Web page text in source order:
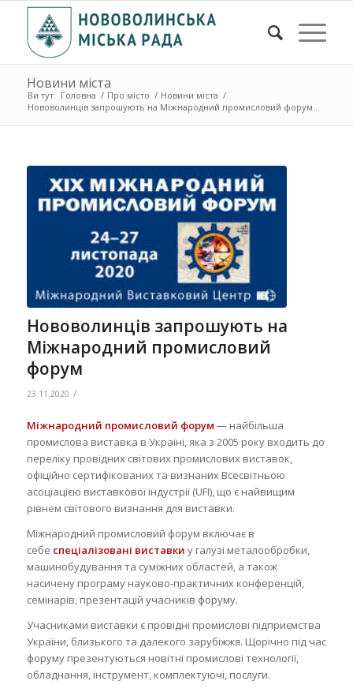
Новини міста
Ви тут: Головна / Про місто / Новини міста /
Нововолинців запрошують на Міжнародний промисловий форум...
Нововолинців запрошують на
Міжнародний промисловий
форум
23.11.2020 /
Міжнародний промисловий форум — найбільша
промислова виставка в Україні, яка з 2005 року входить до
переліку провідних світових промислових виставок,
офіційно сертифікованих та визнаних Всесвітньою
асоціацією виставкової індустрії (UFI), що є найвищим
рівнем світового визнання для виставки.
Міжнародний промисловий форум включає в
себе спеціалізовані виставки у галузі металообробки,
машинобудування та суміжних областей, а також
насичену програму науково‑практичних конференцій,
семінарів, презентацій учасників форуму.
Учасниками виставки є провідні промислові підприємства
України, близького та далекого зарубіжжя. Щорічно під час
форуму презентуються новітні промислові технології,
обладнання, інструмент, комплектуючі, послуги.